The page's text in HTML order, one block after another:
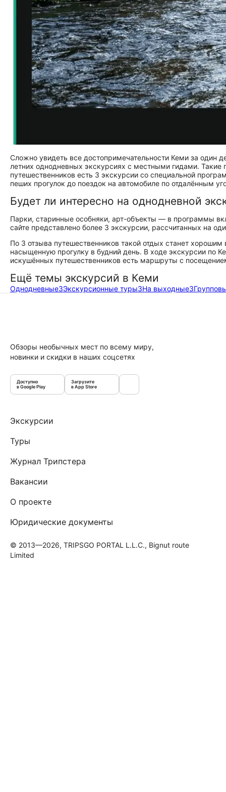
Сложно увидеть все достопримечательности Кеми за один
летних однодневных экскурсиях с местными гидами.
путешественников есть 3 экскурсии со специальной
пеших прогулок до поездок на автомобиле по отдалённым
Будет ли интересно на однодневной
Парки, старинные особняки, арт-объекты — в программы
сайте представлено более 3 экскурсии, рассчитанных на
По 3 отзыва путешественников такой отдых станет
насыщенную прогулку в будний день. В ходе экскурсии по
искушённых путешественников есть маршруты с
Ещё темы экскурсий в Кеми
Однодневные3Экскурсионные туры3На выходные3
Обзоры необычных мест по всему миру,
новинки и скидки в наших соцсетях
Доступно
в Google Play
Загрузите
в App Store
Экскурсии
Туры
Журнал Трипстера
Вакансии
О проекте
Юридические документы
© 2013—2026, TRIPSGO PORTAL L.L.C., Bignut route
Limited